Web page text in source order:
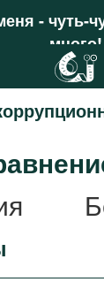
- чуть-
много!